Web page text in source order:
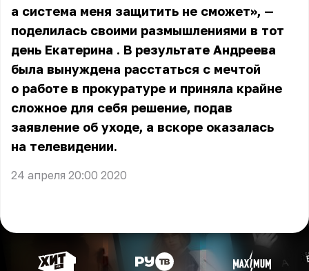
а система меня защитить не сможет», —
поделилась своими размышлениями в тот
день Екатерина . В результате Андреева
была вынуждена расстаться с мечтой
о работе в прокуратуре и приняла крайне
сложное для себя решение, подав
заявление об уходе, а вскоре оказалась
на телевидении.
24 апреля 20:00 2020